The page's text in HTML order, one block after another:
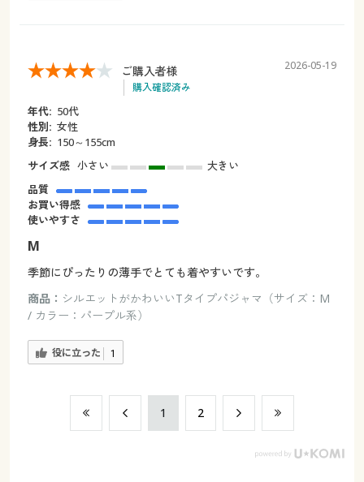
ご購入者様
購入確認済み
2026-05-19
年代: 50代
性別: 女性
身長: 150～155cm
サイズ感 小さい
大きい
品質
お買い得感
使いやすさ
M
季節にぴったりの薄手でとても着やすいです。
商品： シルエットがかわいいTタイプパジャマ（サイズ：M
/ カラー：パープル系）
役に立った 1
​1 ​2